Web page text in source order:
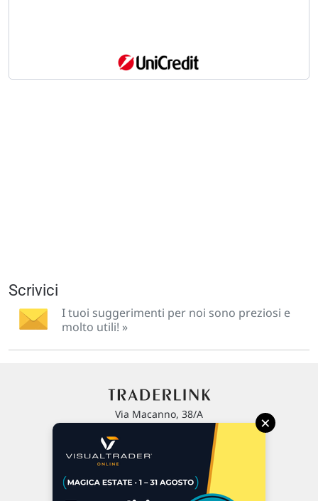
Scrivici
I tuoi suggerimenti per noi sono preziosi e
molto utili! »
Via Macanno, 38/A
P.IVA 02 452 460 401
Chi siamo
×